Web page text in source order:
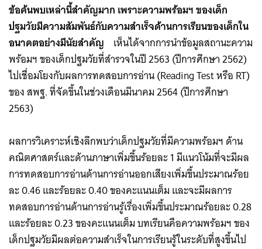
ข้อค้นพบเหล่านี้สำคัญมาก เพราะความพร้อมฯ ของเด็ก
ปฐมวัยมีความสัมพันธ์กับความสำเร็จด้านการเรียนของเด็กใน
อนาคตอย่างมีนัยสำคัญ เห็นได้จากการนำข้อมูลสถานะความ
พร้อมฯ ของเด็กปฐมวัยที่สำรวจในปี 2563 (ปีการศึกษา 2562)
ไปเชื่อมโยงกับผลการทดสอบการอ่าน (Reading Test หรือ RT)
ของ สพฐ. ที่จัดขึ้นในช่วงเดือนมีนาคม 2564 (ปีการศึกษา
2563)
ผลการวิเคราะห์เชิงลึกพบว่าเด็กปฐมวัยที่มีความพร้อมฯ ด้าน
คณิตศาสตร์และด้านภาษาเพิ่มขึ้นร้อยละ 1 มีแนวโน้มที่จะมีผล
การทดสอบการอ่านด้านการอ่านออกเสียงเพิ่มขึ้นประมาณร้อย
ละ 0.46 และร้อยละ 0.40 ของคะแนนเต็ม และจะมีผลการ
ทดสอบการอ่านด้านการอ่านรู้เรื่องเพิ่มขึ้นประมาณร้อยละ 0.28
และร้อยละ 0.23 ของคะแนนเต็ม บทเรียนคือความพร้อมฯ ของ
เด็กปฐมวัยมีผลต่อความสำเร็จในการเรียนรู้ในระดับที่สูงขึ้นไป